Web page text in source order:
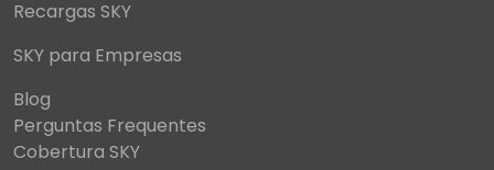
Recargas SKY
SKY para Empresas
Blog
Perguntas Frequentes
Cobertura SKY